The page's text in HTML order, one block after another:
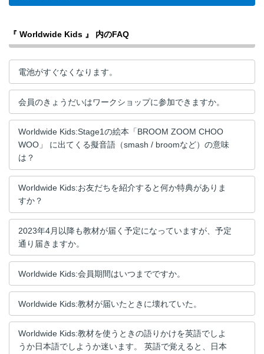
『 Worldwide Kids 』 内のFAQ
電池がすぐなくなります。
会員のきょうだいはワークショップに参加できますか。
Worldwide Kids:Stage1の絵本「BROOM ZOOM CHOO
WOO」 に出てくる擬音語（smash / broomなど）の意味
は？
Worldwide Kids:お友だちを紹介すると何か特典がありま
すか？
2023年4月以降も教材が届く予定になっていますが、予定
通り届きますか。
Worldwide Kids:会員期間はいつまでですか。
Worldwide Kids:教材が届いたときに壊れていた。
Worldwide Kids:教材を使うときの語りかけを英語でしよ
うか日本語でしようか迷います。 英語で覚えると、日本